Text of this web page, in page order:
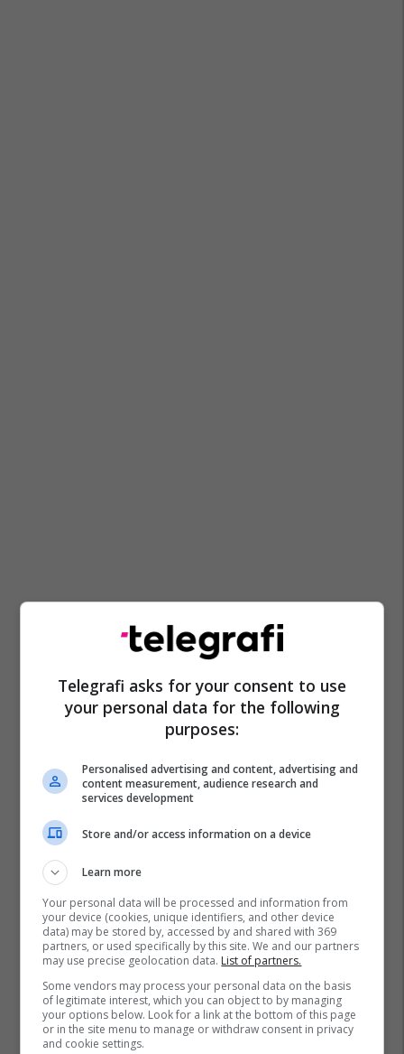
Kh Deçani Kh Trepça Kh Besa
Kh Kastrioti
Kh Zhegra
Kh Prizreni
Sporti Në Rajonin E Gjilanit
Kh Kek
Hendboll
Kh Dukagjini
Kh Jusuf Gërvalla
Kh Drenica
Kh Vushtrria Kh Istogu
Telegrafi asks for your consent to use
your personal data for the following
purposes:
Personalised advertising and content, advertising and
content measurement, audience research and
services development
Store and/or access information on a device
Learn more
Your personal data will be processed and information from
your device (cookies, unique identifiers, and other device
data) may be stored by, accessed by and shared with 369
partners, or used specifically by this site. We and our partners
may use precise geolocation data. List of partners.
Some vendors may process your personal data on the basis
of legitimate interest, which you can object to by managing
your options below. Look for a link at the bottom of this page
or in the site menu to manage or withdraw consent in privacy
and cookie settings.